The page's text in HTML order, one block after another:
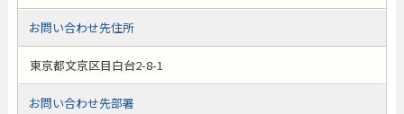
お問い合わせ先住所
東京都文京区目白台2-8-1
お問い合わせ先部署